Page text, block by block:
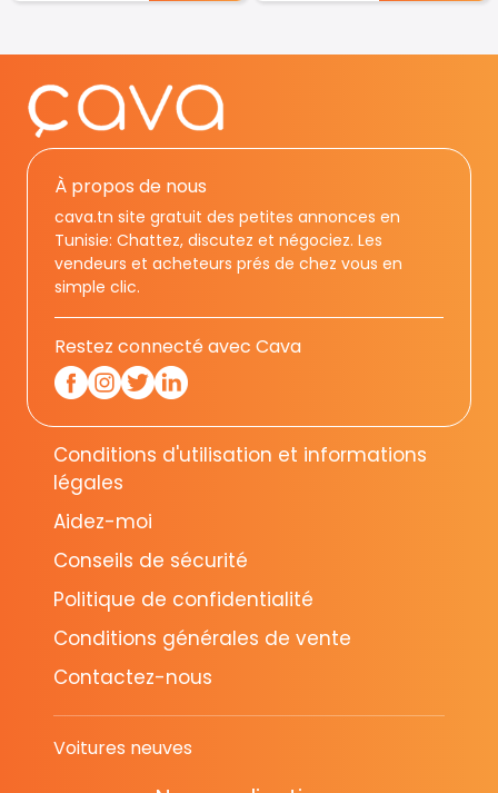
À propos de nous
cava.tn site gratuit des petites annonces en
Tunisie: Chattez, discutez et négociez. Les
vendeurs et acheteurs prés de chez vous en
simple clic.
Restez connecté avec Cava
Conditions d'utilisation et informations
légales
Aidez-moi
Conseils de sécurité
Politique de confidentialité
Conditions générales de vente
Contactez-nous
Voitures neuves